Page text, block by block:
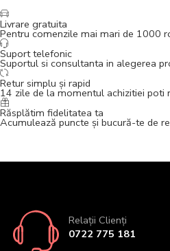
Livrare gratuita
Pentru comenzile mai mari de 1000
Suport telefonic
Suportul si consultanta in alegerea
Retur simplu și rapid
14 zile de la momentul achizitiei poti
Răsplătim fidelitatea ta
Acumulează puncte și bucură-te de
Relații Clienți
0722 775 181